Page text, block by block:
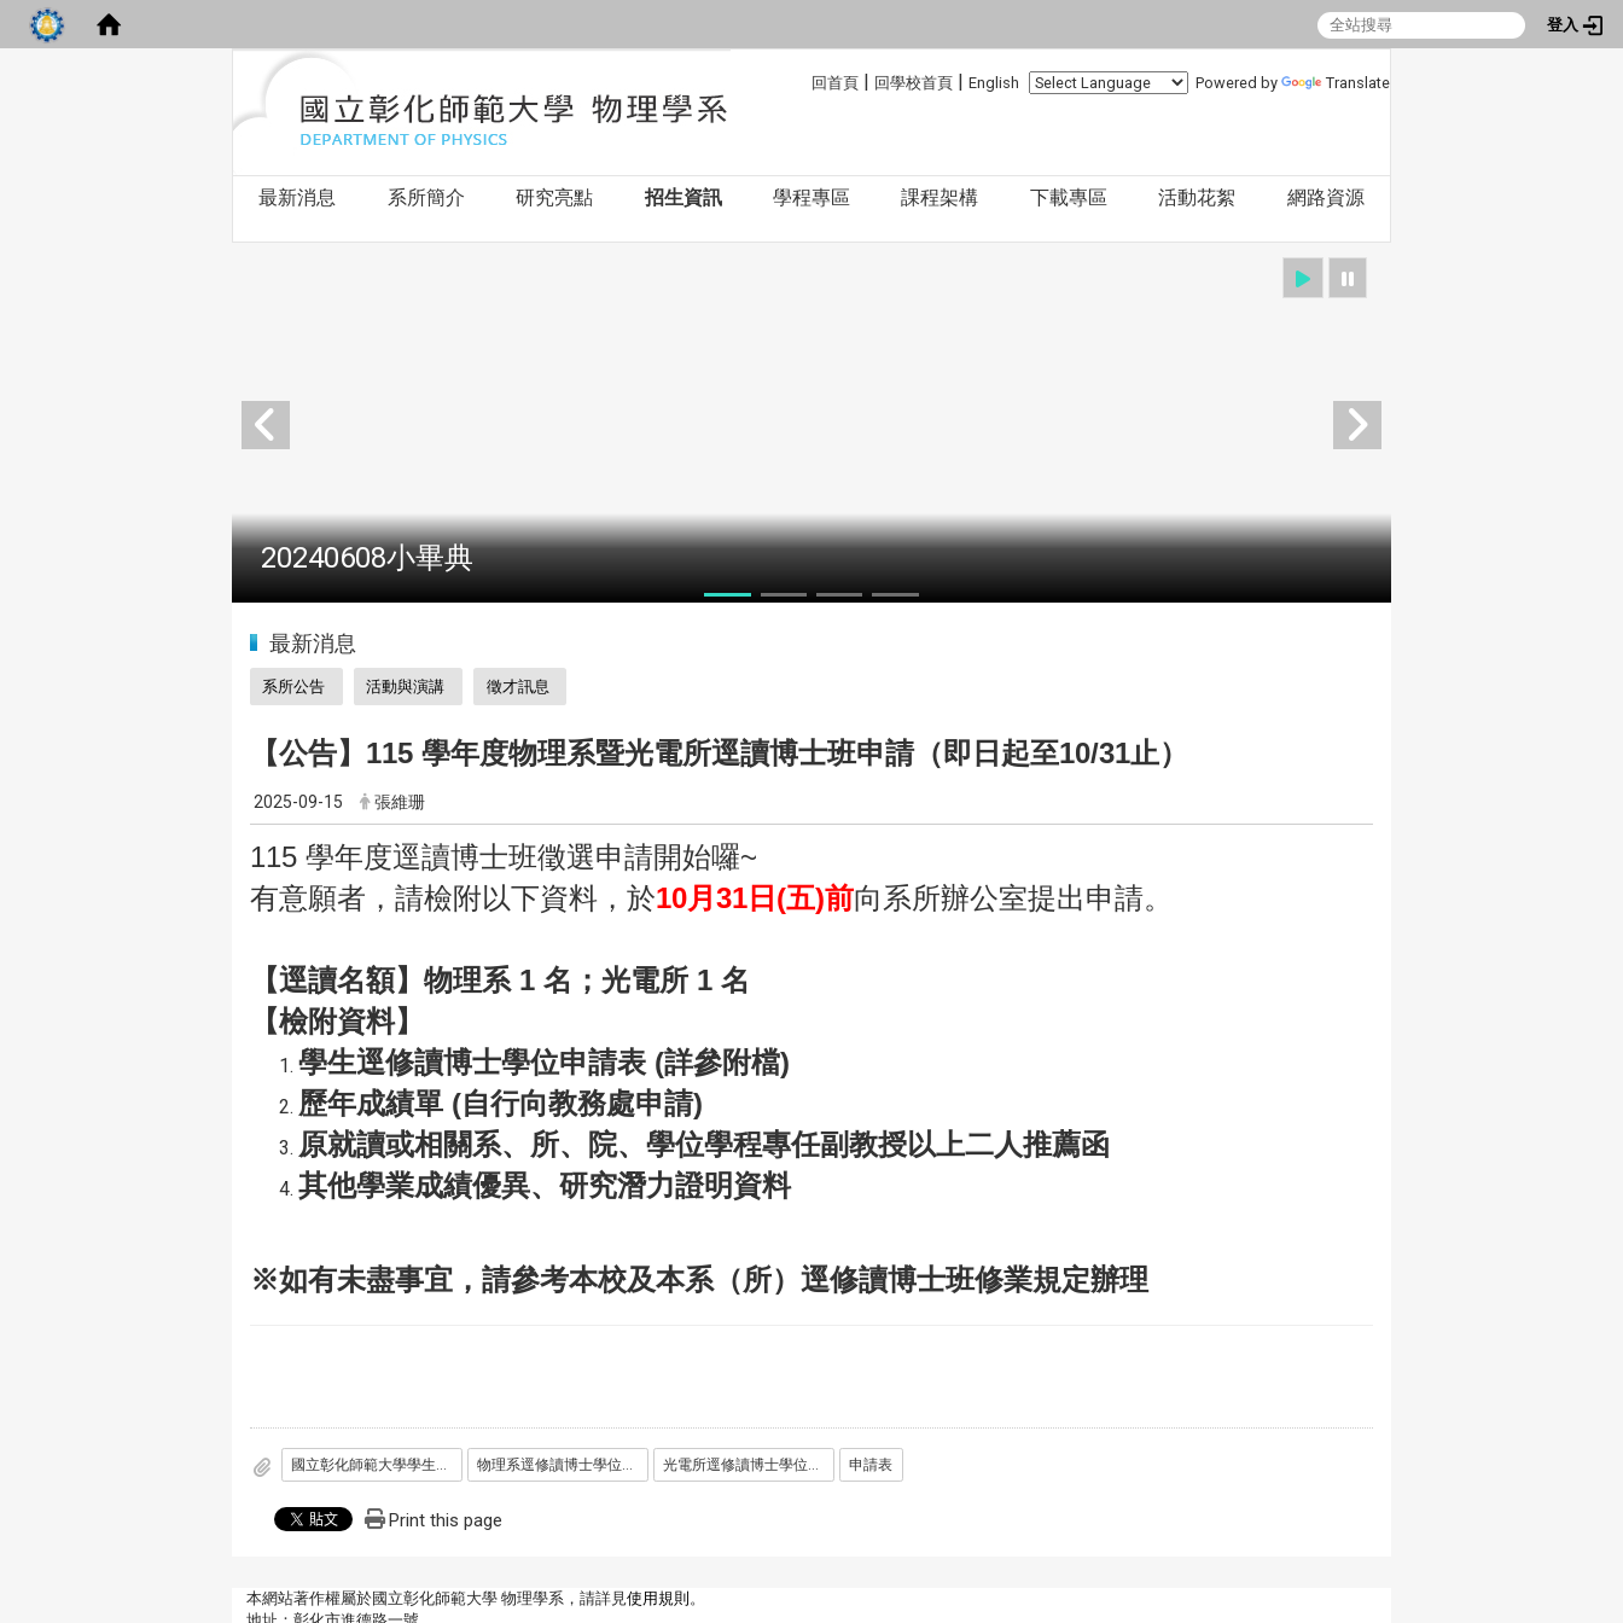
登入
回首頁 | 回學校首頁 | English Powered by Translate
最新消息 系所簡介 研究亮點 招生資訊 學程專區 課程架構 下載專區 活動花絮 網路資源
2024全國物理學科能力競賽
最新消息
系所公告 活動與演講 徵才訊息
【公告】115 學年度物理系暨光電所逕讀博士班申請（即日起至10/31止）
2025-09-15 張維珊
115 學年度逕讀博士班徵選申請開始囉~
有意願者，請檢附以下資料，於10月31日(五)前向系所辦公室提出申請。
【逕讀名額】物理系 1 名；光電所 1 名
【檢附資料】
學生逕修讀博士學位申請表 (詳參附檔)
歷年成績單 (自行向教務處申請)
原就讀或相關系、所、院、學位學程專任副教授以上二人推薦函
其他學業成績優異、研究潛力證明資料
※如有未盡事宜，請參考本校及本系（所）逕修讀博士班修業規定辦理
國立彰化師範大學學生逕修讀博士學位作業規定_1120531.pdf 物理系逕修讀博士學位作業規定_1031113.pdf 光電所逕修讀博士學位作業規定_1031113.pdf 申請表
Print this page
本網站著作權屬於國立彰化師範大學 物理學系，請詳見使用規則 。